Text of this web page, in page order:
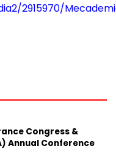
2915970/
Congress &
Annual Conference